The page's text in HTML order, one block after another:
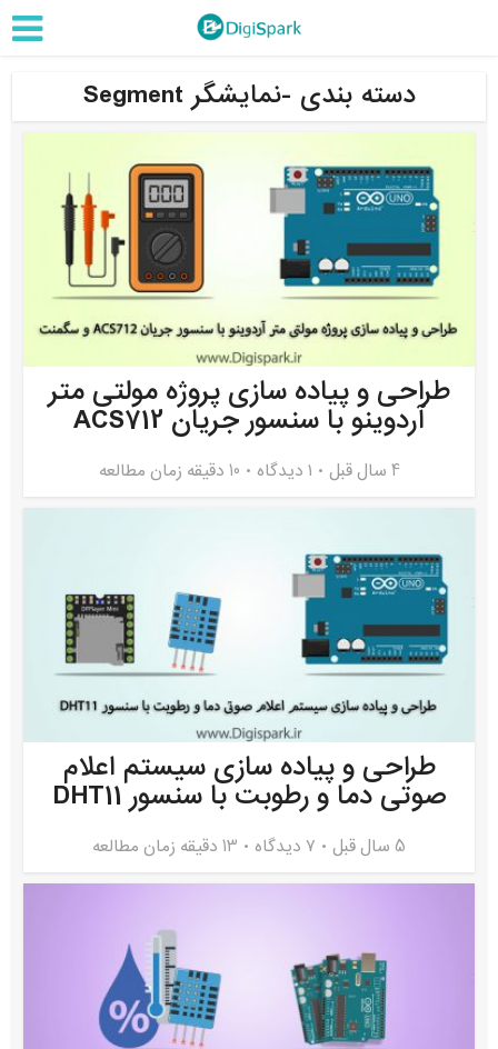
دسته بندی -نمایشگر Segment
طراحی و پیاده سازی پروژه مولتی متر
آردوینو با سنسور جریان ACS712
4 سال قبل ۱ دیدگاه 10 دقیقه زمان مطالعه
طراحی و پیاده سازی سیستم اعلام
صوتی دما و رطوبت با سنسور DHT11
5 سال قبل ۷ دیدگاه 13 دقیقه زمان مطالعه